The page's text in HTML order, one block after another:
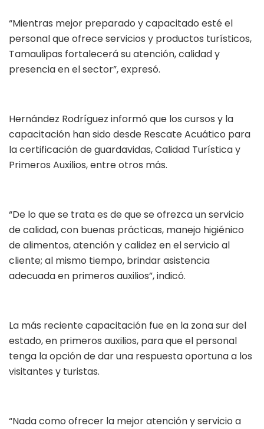
“Mientras mejor preparado y capacitado esté el
personal que ofrece servicios y productos turísticos,
Tamaulipas fortalecerá su atención, calidad y
presencia en el sector”, expresó.
Hernández Rodríguez informó que los cursos y la
capacitación han sido desde Rescate Acuático para
la certificación de guardavidas, Calidad Turística y
Primeros Auxilios, entre otros más.
“De lo que se trata es de que se ofrezca un servicio
de calidad, con buenas prácticas, manejo higiénico
de alimentos, atención y calidez en el servicio al
cliente; al mismo tiempo, brindar asistencia
adecuada en primeros auxilios”, indicó.
La más reciente capacitación fue en la zona sur del
estado, en primeros auxilios, para que el personal
tenga la opción de dar una respuesta oportuna a los
visitantes y turistas.
“Nada como ofrecer la mejor atención y servicio a